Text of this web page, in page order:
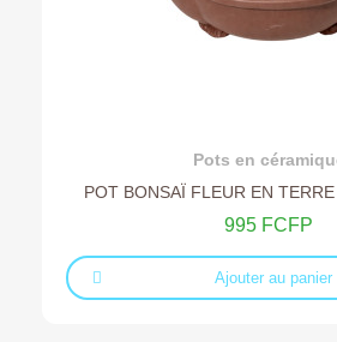
Ajouter au devis
Pots en
POT BONSAÏ FLEUR EN
995 FCFP
Ajouter au panier